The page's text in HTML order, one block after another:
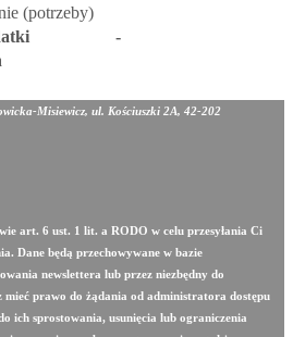
(potrzeby)
-
Misiewicz, ul. Kościuszki 2A, 42-202
art. 6 ust. 1 lit. a RODO w celu przesyłania Ci
Dane będą przechowywane w bazie
newslettera lub przez niezbędny do
mieć prawo do żądania od administratora dostępu
ich sprostowania, usunięcia lub ograniczenia